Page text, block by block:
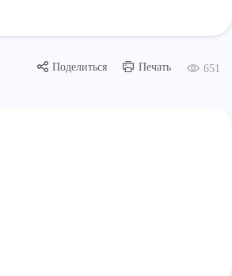
Поделиться Печать 651